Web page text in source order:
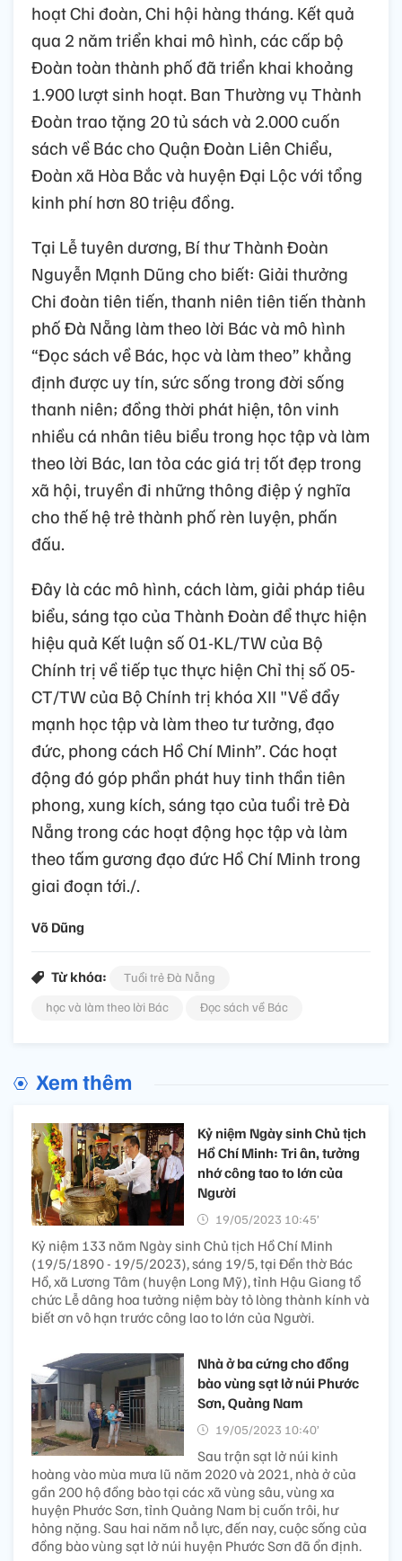
hoạt Chi đoàn, Chi hội hàng tháng. Kết quả
qua 2 năm triển khai mô hình, các cấp bộ
Đoàn toàn thành phố đã triển khai khoảng
1.900 lượt sinh hoạt. Ban Thường vụ Thành
Đoàn trao tặng 20 tủ sách và 2.000 cuốn
sách về Bác cho Quận Đoàn Liên Chiểu,
Đoàn xã Hòa Bắc và huyện Đại Lộc với tổng
kinh phí hơn 80 triệu đồng.
Tại Lễ tuyên dương, Bí thư Thành Đoàn
Nguyễn Mạnh Dũng cho biết: Giải thưởng
Chi đoàn tiên tiến, thanh niên tiên tiến thành
phố Đà Nẵng làm theo lời Bác và mô hình
“Đọc sách về Bác, học và làm theo” khẳng
định được uy tín, sức sống trong đời sống
thanh niên; đồng thời phát hiện, tôn vinh
nhiều cá nhân tiêu biểu trong học tập và làm
theo lời Bác, lan tỏa các giá trị tốt đẹp trong
xã hội, truyền đi những thông điệp ý nghĩa
cho thế hệ trẻ thành phố rèn luyện, phấn
đấu.
Đây là các mô hình, cách làm, giải pháp tiêu
biểu, sáng tạo của Thành Đoàn để thực hiện
hiệu quả Kết luận số 01-KL/TW của Bộ
Chính trị về tiếp tục thực hiện Chỉ thị số 05-
CT/TW của Bộ Chính trị khóa XII "Về đẩy
mạnh học tập và làm theo tư tưởng, đạo
đức, phong cách Hồ Chí Minh”. Các hoạt
động đó góp phần phát huy tinh thần tiên
phong, xung kích, sáng tạo của tuổi trẻ Đà
Nẵng trong các hoạt động học tập và làm
theo tấm gương đạo đức Hồ Chí Minh trong
giai đoạn tới./.
Võ Dũng
Từ khóa:
Tuổi trẻ Đà Nẵng
học và làm theo lời Bác
Đọc sách về Bác
Xem thêm
Kỷ niệm Ngày sinh Chủ tịch
Hồ Chí Minh: Tri ân, tưởng
nhớ công tao to lớn của
Người
19/05/2023 10:45’
Kỷ niệm 133 năm Ngày sinh Chủ tịch Hồ Chí Minh
(19/5/1890 - 19/5/2023), sáng 19/5, tại Đền thờ Bác
Hồ, xã Lương Tâm (huyện Long Mỹ), tỉnh Hậu Giang tổ
chức Lễ dâng hoa tưởng niệm bày tỏ lòng thành kính và
biết ơn vô hạn trước công lao to lớn của Người.
Nhà ở ba cứng cho đồng
bào vùng sạt lở núi Phước
Sơn, Quảng Nam
19/05/2023 10:40’
Sau trận sạt lở núi kinh
hoàng vào mùa mưa lũ năm 2020 và 2021, nhà ở của
gần 200 hộ đồng bào tại các xã vùng sâu, vùng xa
huyện Phước Sơn, tỉnh Quảng Nam bị cuốn trôi, hư
hỏng nặng. Sau hai năm nỗ lực, đến nay, cuộc sống của
đồng bào vùng sạt lở núi huyện Phước Sơn đã ổn định.